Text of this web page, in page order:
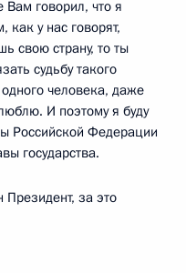
говорил, что я
как у нас говорят,
свою страну, то ты
судьбу такого
одного человека, даже
И поэтому я буду
Российской Федерации
государства.
за это